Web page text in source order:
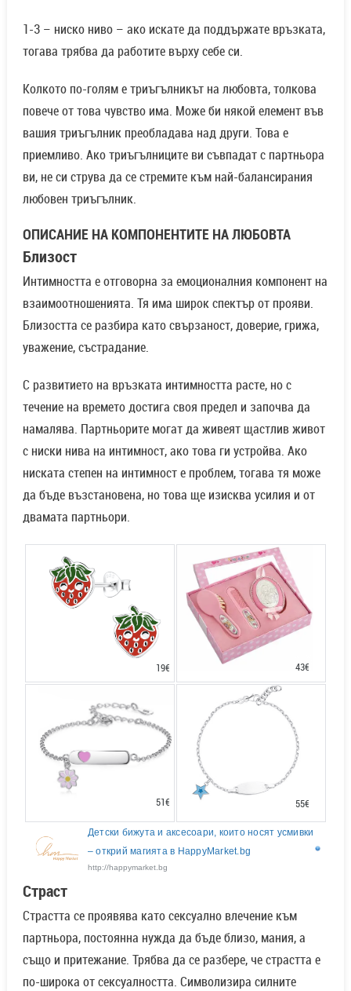
1-3 – ниско ниво – ако искате да поддържате връзката,
тогава трябва да работите върху себе си.
Колкото по-голям е триъгълникът на любовта, толкова
повече от това чувство има. Може би някой елемент във
вашия триъгълник преобладава над други. Това е
приемливо. Ако триъгълниците ви съвпадат с партньора
ви, не си струва да се стремите към най-балансирания
любовен триъгълник.
ОПИСАНИЕ НА КОМПОНЕНТИТЕ НА ЛЮБОВТА
Близост
Интимността е отговорна за емоционалния компонент на
взаимоотношенията. Тя има широк спектър от прояви.
Близостта се разбира като свързаност, доверие, грижа,
уважение, състрадание.
С развитието на връзката интимността расте, но с
течение на времето достига своя предел и започва да
намалява. Партньорите могат да живеят щастлив живот
с ниски нива на интимност, ако това ги устройва. Ако
ниската степен на интимност е проблем, тогава тя може
да бъде възстановена, но това ще изисква усилия и от
двамата партньори.
19€ 43€
51€ 55€
Детски бижута и аксесоари, които носят усмивки
– открий магията в HappyMarket.bg
http://happymarket.bg
Страст
Страстта се проявява като сексуално влечение към
партньора, постоянна нужда да бъде близо, мания, а
също и притежание. Трябва да се разбере, че страстта е
по-широка от сексуалността. Символизира силните